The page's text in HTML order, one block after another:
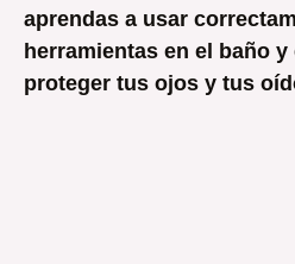
aprendas a usar
herramientas en el baño y
proteger tus ojos y tus